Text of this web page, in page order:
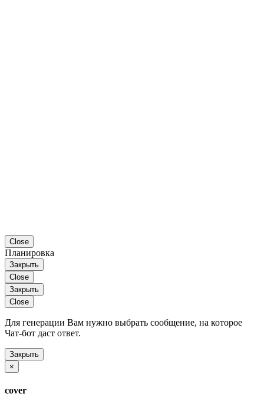
Close
Планировка
Закрыть
Close
Закрыть
Close
Для генерации Вам нужно выбрать сообщение, на которое
Чат-бот даст ответ.
Закрыть
×
cover